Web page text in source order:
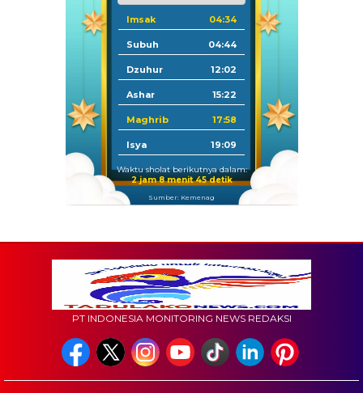
Imsak 04:34
Subuh 04:44
Dzuhur 12:02
Ashar 15:22
Maghrib 17:58
Isya 19:09
Waktu sholat berikutnya dalam:
2 jam 8 menit 43 detik
Sumber: Kemenag
PT INDONESIA MONITORING NEWS REDAKSI